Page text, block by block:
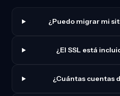
¿Puedo migrar mi
¿El SSL está
¿Cuántas cuentas